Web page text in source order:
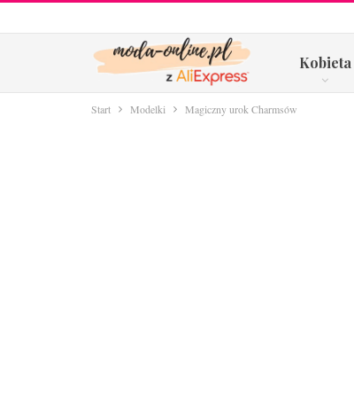
Kobieta
Start Modelki Magiczny urok Charmsów